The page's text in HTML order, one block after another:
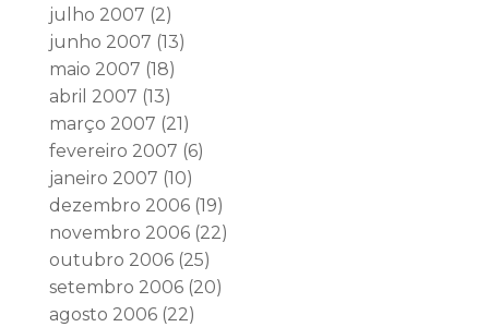
julho 2007 (2)
junho 2007 (13)
maio 2007 (18)
abril 2007 (13)
março 2007 (21)
fevereiro 2007 (6)
janeiro 2007 (10)
dezembro 2006(19)
novembro 2006(22)
outubro 2006(25)
setembro 2006(20)
agosto 2006(22)